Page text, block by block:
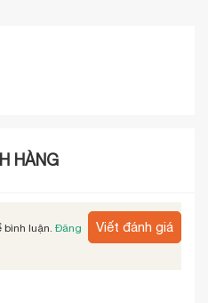
HÀNG
Viết đánh giá
luận. Đăng